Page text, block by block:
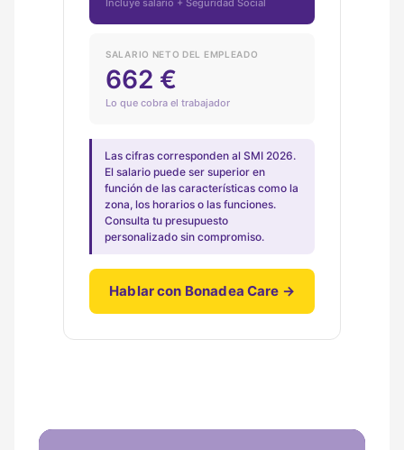
Incluye salario + Seguridad Social
SALARIO NETO DEL EMPLEADO
662 €
Lo que cobra el trabajador
Las cifras corresponden al SMI 2026.
El salario puede ser superior en
función de las características como la
zona, los horarios o las funciones.
Consulta tu presupuesto
personalizado sin compromiso.
Hablar con Bonadea Care →